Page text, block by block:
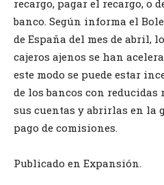
recargo, pagar el recargo, o
banco. Según informa el
de España del mes de abril,
cajeros ajenos se han
este modo se puede estar
de los bancos con reducidas
sus cuentas y abrirlas en la
pago de comisiones.
Publicado en Expansión.